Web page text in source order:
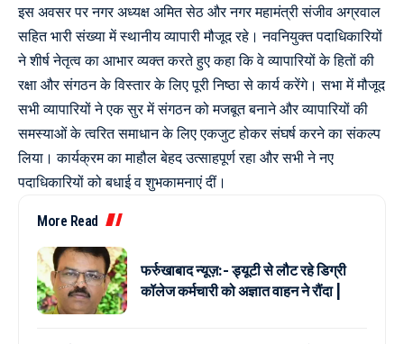
इस अवसर पर नगर अध्यक्ष अमित सेठ और नगर महामंत्री संजीव अग्रवाल
सहित भारी संख्या में स्थानीय व्यापारी मौजूद रहे। नवनियुक्त पदाधिकारियों
ने शीर्ष नेतृत्व का आभार व्यक्त करते हुए कहा कि वे व्यापारियों के हितों की
रक्षा और संगठन के विस्तार के लिए पूरी निष्ठा से कार्य करेंगे। सभा में मौजूद
सभी व्यापारियों ने एक सुर में संगठन को मजबूत बनाने और व्यापारियों की
समस्याओं के त्वरित समाधान के लिए एकजुट होकर संघर्ष करने का संकल्प
लिया। कार्यक्रम का माहौल बेहद उत्साहपूर्ण रहा और सभी ने नए
पदाधिकारियों को बधाई व शुभकामनाएं दीं।
More Read
फर्रुखाबाद न्यूज़:- ड्यूटी से लौट रहे डिग्री
कॉलेज कर्मचारी को अज्ञात वाहन ने रौंदा |